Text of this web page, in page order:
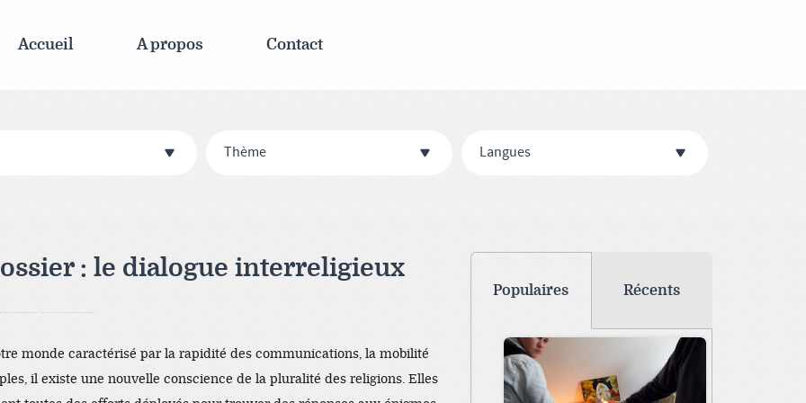
Accueil A propos Contact
Thème Langues
: le dialogue interreligieux
monde caractérisé par la rapidité des communications, la mobilité
il existe une nouvelle conscience de la pluralité des religions. Elles
Populaires Récents